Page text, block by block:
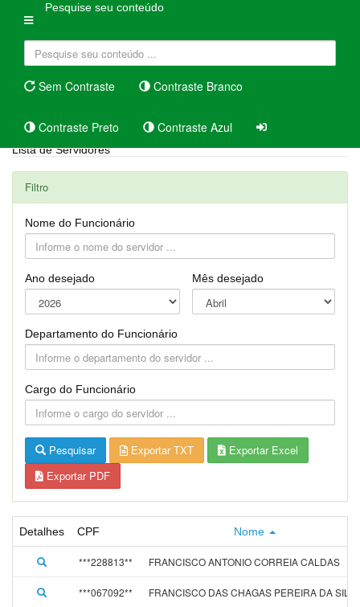
Pesquise seu conteúdo
Sem Contraste Contraste Branco
Contraste Preto Contraste Azul
Lista de Servidores
Filtro
Nome do Funcionário
Ano desejado Mês desejado
Departamento do Funcionário
Cargo do Funcionário
Pesquisar Exportar TXT
Exportar Excel
Exportar PDF
Detalhes CPF Nome
***228813** FRANCISCO ANTONIO CORREIA CALDAS
***067092** FRANCISCO DAS CHAGAS PEREIRA DA SILVA